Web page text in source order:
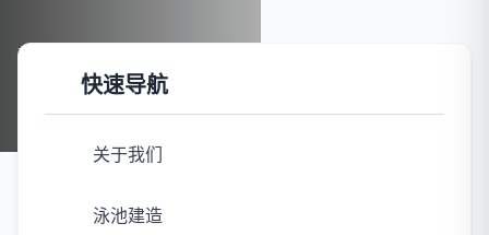
首页
清洁设备
快速导航
关于我们
泳池建造